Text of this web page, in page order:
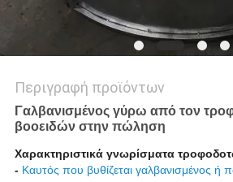
Περιγραφή προϊόντων
Γαλβανισμένος γύρω από τον
βοοειδών στην πώληση
Χαρακτηριστικά γνωρίσματα
- Καυτός που βυθίζεται γαλβανισμένος ή